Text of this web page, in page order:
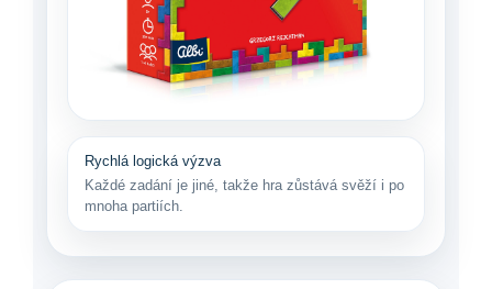
Rychlá logická výzva
Každé zadání je jiné, takže hra zůstává svěží i po
mnoha partiích.